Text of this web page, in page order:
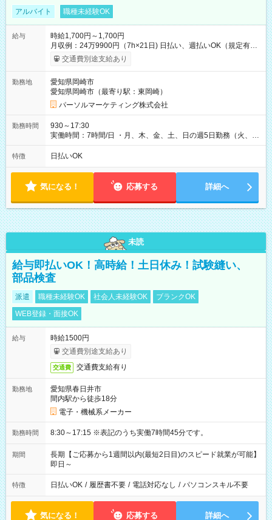
アルバイト 職種未経験OK
給与
時給1,700円～1,700円
月収例：24万9900円（7h×21日) 日払い、週払いOK（規定有
り） 【試用期間】試用期間なし
交通費別途支給あり
勤務地
愛知県岡崎市
愛知県岡崎市（最寄り駅：東岡崎）
パーソルマーケティング株式会社
勤務時間
930～17:30
実働時間：7時間/日 ・月、木、金、土、日の週5日勤務（火、水
は固定休です／夏季、年末年始等、長期休暇有り！） ・ワンシ
フト！ 残業ほぼナシ（0～5h/月）
特徴 日払いOK
気になる！ 応募する 詳細へ
未読
給与即払いOK！高時給！土日休み！試験縫い、
部品検査
派遣 職種未経験OK 社会人未経験OK
ブランクOK
WEB登録・面接OK
給与
時給1500円
交通費別途支給あり
交通費 交通費支給有り
勤務地
愛知県春日井市
間内駅から徒歩18分
電子・機械系メーカー
勤務時間 8:30～17:15 ※表記のうち実働7時間45分です。
期間
長期【ご応募から1週間以内(最短2日目)のスピード就業が可能】
即日～
特徴 日払いOK / 履歴書不要 / 電話対応なし / パソコンスキル不要
気になる！ 応募する 詳細へ